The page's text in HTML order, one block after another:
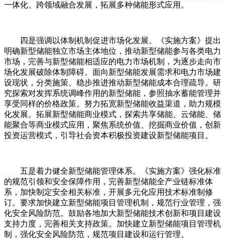
一体化、跨领域融合发展，拓展多种储能形式应用。
四是强调以体制机制促进市场化发展。《实施方案》提出
明确新型储能独立市场主体地位，推动新型储能参与各类电力
市场，完善与新型储能相适应的电力市场机制，为逐步走向市
场化发展破除体制障碍。面向新型储能发展需求和电力市场建
设现状，分类施策、稳步推进推动新型储能成本合理疏导。研
究探索对发挥系统调峰作用的新型储能，参照抽水蓄能管理并
享受同样的价格政策。努力拓宽新型储能收益渠道，助力规模
化发展。拓展新型储能商业模式，探索共享储能、云储能、储
能聚合等商业模式应用，聚焦系统价值、挖掘商业价值，创新
投资运营模式，引导社会资本积极投资建设新型储能项目。
五是着力健全新型储能管理体系。《实施方案》强化标准
的规范引领和安全保障作用，完善新型储能全产业链标准体
系，加快制定安全相关标准，开展多元化应用技术标准制修
订。要求加快建立新型储能项目管理机制，规范行业管理，强
化安全风险防范。鼓励各地加大新型储能技术创新和项目建设
支持力度，完善相关支持政策。加快建立新型储能项目管理机
制，强化安全风险防范，规范项目建设和运行管理。